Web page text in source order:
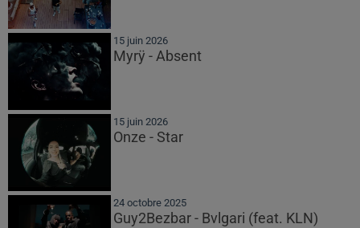
15 juin 2026
Myrÿ - Absent
15 juin 2026
Onze - Star
24 octobre 2025
Guy2Bezbar - Bvlgari (feat. KLN)